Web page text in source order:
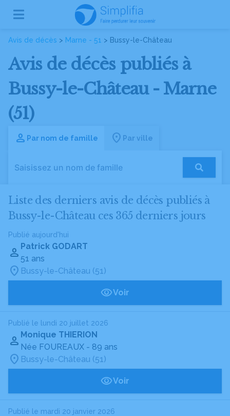
Avis de décès > Marne - 51 > Bussy-le-Château
Avis de décès publiés à
Bussy-le-Château - Marne
(51)
Par nom de famille Par ville
Liste des derniers avis de décès publiés à
Bussy-le-Château ces 365 derniers jours
Publié aujourd'hui
Patrick GODART
51 ans
Bussy-le-Château (51)
Voir
Publié le lundi 20 juillet 2026
Monique THIERION
Née FOUREAUX - 89 ans
Bussy-le-Château (51)
Voir
Publié le mardi 20 janvier 2026